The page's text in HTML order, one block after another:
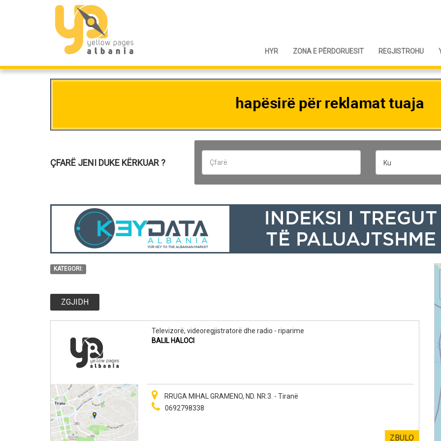
HYR ZONA E PËRDORUESIT REGJISTROHU
ÇFARË JENI DUKE KËRKUAR ? Ku
KATEGORI:
ZGJIDH
Televizorë, videoregjistratorë dhe radio - riparime
BALIL HALOCI
RRUGA MIHAL GRAMENO, ND. NR.3. - Tiranë
0692798338
ZBULO